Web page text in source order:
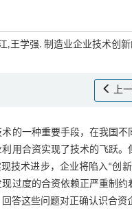
,王学强. 制造业企业技术创
上
的一种重要手段，在我国
用合资实现了技术的飞跃
技术进步，企业将陷入“创
过度的合资依赖正严重制
答这些问题对正确认识合资